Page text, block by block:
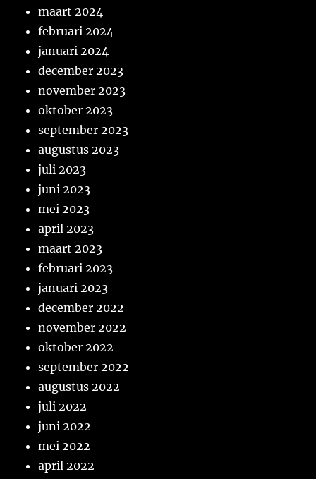
maart 2024
februari 2024
januari 2024
december 2023
november 2023
oktober 2023
september 2023
augustus 2023
juli 2023
juni 2023
mei 2023
april 2023
maart 2023
februari 2023
januari 2023
december 2022
november 2022
oktober 2022
september 2022
augustus 2022
juli 2022
juni 2022
mei 2022
april 2022